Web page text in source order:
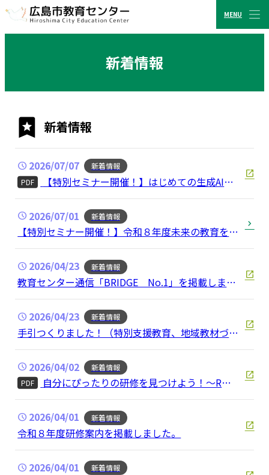
広島市教育センター
新着情報
新着情報
2026/07/07
新着情報
PDF
用体験セミナー
2026/07/01
新着情報
【特別セミナー開催！】令和８年度未来の教育を考
える特別セミナー（広島県立教育センター・広島市
教育センター合同開催）
2026/04/23 新着情報
教育センター通信「BRIDGE No.1」を掲載しまし
た
2026/04/23
新着情報
手引つくりました！（特別支援教育、地域教材づく
り）
2026/04/02
新着情報
PDF
申込研修紹介～
2026/04/01
新着情報
令和８年度研修案内を掲載しました。
2026/04/01 新着情報
MENU